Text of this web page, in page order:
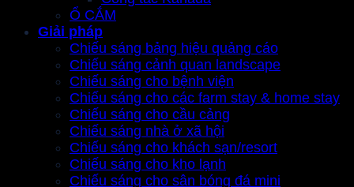
Ổ CẮM
Giải pháp
Chiếu sáng bảng hiệu quảng cáo
Chiếu sáng cảnh quan landscape
Chiếu sáng cho bệnh viện
Chiếu sáng cho các farm stay & home stay
Chiếu sáng cho cầu cảng
Chiếu sáng nhà ở xã hội
Chiếu sáng cho khách sạn/resort
Chiếu sáng cho kho lạnh
Chiếu sáng cho sân bóng đá mini